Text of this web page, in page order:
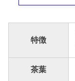
特徴
茶葉